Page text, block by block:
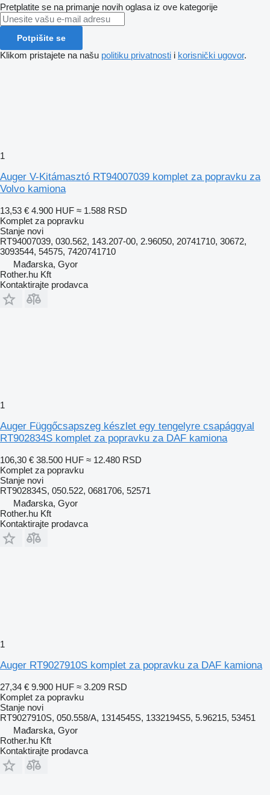
Pretplatite se na primanje novih oglasa iz ove kategorije
Potpišite se
Klikom pristajete na našu politiku privatnosti i korisnički ugovor.
1
Auger V-Kitámasztó RT94007039 komplet za popravku za
Volvo kamiona
13,53 € 4.900 HUF ≈ 1.588 RSD
Komplet za popravku
Stanje novi
RT94007039, 030.562, 143.207-00, 2.96050, 20741710, 30672,
3093544, 54575, 7420741710
Mađarska, Gyor
Rother.hu Kft
Kontaktirajte prodavca
1
Auger Függőcsapszeg készlet egy tengelyre csapággyal
RT902834S komplet za popravku za DAF kamiona
106,30 € 38.500 HUF ≈ 12.480 RSD
Komplet za popravku
Stanje novi
RT902834S, 050.522, 0681706, 52571
Mađarska, Gyor
Rother.hu Kft
Kontaktirajte prodavca
1
Auger RT9027910S komplet za popravku za DAF kamiona
27,34 € 9.900 HUF ≈ 3.209 RSD
Komplet za popravku
Stanje novi
RT9027910S, 050.558/A, 1314545S, 1332194S5, 5.96215, 53451
Mađarska, Gyor
Rother.hu Kft
Kontaktirajte prodavca